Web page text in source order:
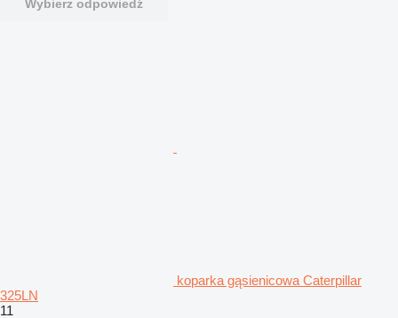
Wybierz odpowiedź
koparka gąsienicowa Caterpillar
325LN
11